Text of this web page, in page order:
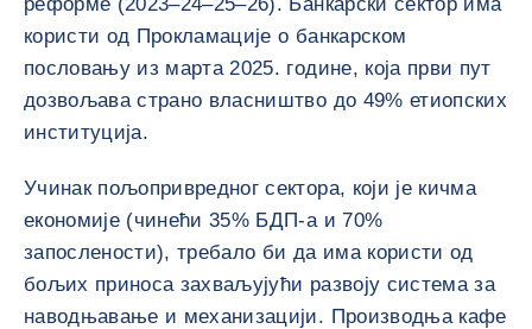
користи од Прокламације о банкарском
пословању из марта 2025. године, која први пут
дозвољава страно власништво до 49% етиопских
институција.
Учинак пољопривредног сектора, који је кичма
економије (чинећи 35% БДП-а и 70%
запослености), требало би да има користи од
бољих приноса захваљујући развоју система за
наводњавање и механизацији. Производња кафе